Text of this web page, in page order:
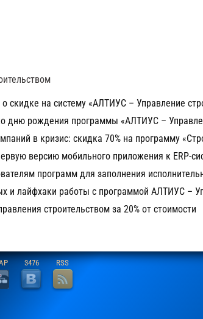
скидке на систему «АЛТИУС – Управление
дню рождения программы «АЛТИУС –
в кризис: скидка 70% на программу
версию мобильного приложения к ERP-
программ для заполнения
и лайфхаки работы с программой АЛТИУС –
строительством за 20% от стоимости
3476 RSS